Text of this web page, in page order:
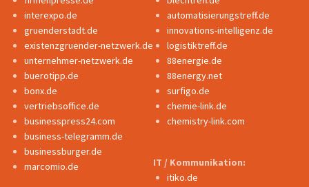
interexpo.de
gruenderstadt.de
existenzgruender-netzwerk.de
unternehmer-netzwerk.de
buerotipp.de
bonx.de
vertriebsoffice.de
businesspress24.com
business-telegramm.de
businessburger.de
marcomio.de
automatisierungstreff.de
innovations-intelligenz.de
logistiktreff.de
88energie.de
88energy.net
surfigo.de
chemie-link.de
chemistry-link.com
IT / Kommunikation:
itiko.de